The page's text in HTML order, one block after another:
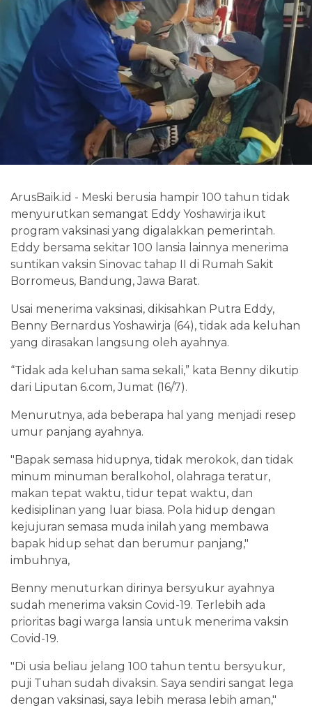
ArusBaik.id - Meski berusia hampir 100 tahun tidak
menyurutkan semangat Eddy Yoshawirja ikut
program vaksinasi yang digalakkan pemerintah.
Eddy bersama sekitar 100 lansia lainnya menerima
suntikan vaksin Sinovac tahap II di Rumah Sakit
Borromeus, Bandung, Jawa Barat.
Usai menerima vaksinasi, dikisahkan Putra Eddy,
Benny Bernardus Yoshawirja (64), tidak ada keluhan
yang dirasakan langsung oleh ayahnya.
“Tidak ada keluhan sama sekali,” kata Benny dikutip
dari Liputan 6.com, Jumat (16/7).
Menurutnya, ada beberapa hal yang menjadi resep
umur panjang ayahnya.
"Bapak semasa hidupnya, tidak merokok, dan tidak
minum minuman beralkohol, olahraga teratur,
makan tepat waktu, tidur tepat waktu, dan
kedisiplinan yang luar biasa. Pola hidup dengan
kejujuran semasa muda inilah yang membawa
bapak hidup sehat dan berumur panjang,"
imbuhnya,
Benny menuturkan dirinya bersyukur ayahnya
sudah menerima vaksin Covid-19. Terlebih ada
prioritas bagi warga lansia untuk menerima vaksin
Covid-19.
"Di usia beliau jelang 100 tahun tentu bersyukur,
puji Tuhan sudah divaksin. Saya sendiri sangat lega
dengan vaksinasi, saya lebih merasa lebih aman,"